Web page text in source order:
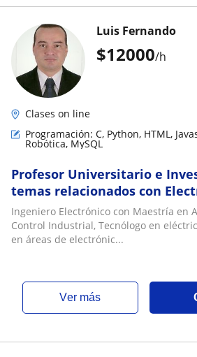
$12000/h
Luis Fernando
Clases on line
Programación: C, Python, HTML,
Robótica, MySQL
Profesor Universitario e
temas relacionados con
Programación,
Robótica
Ingeniero Electrónico con Maestría en
Control Industrial, Tecnólogo en
en áreas de electrónic...
ver más